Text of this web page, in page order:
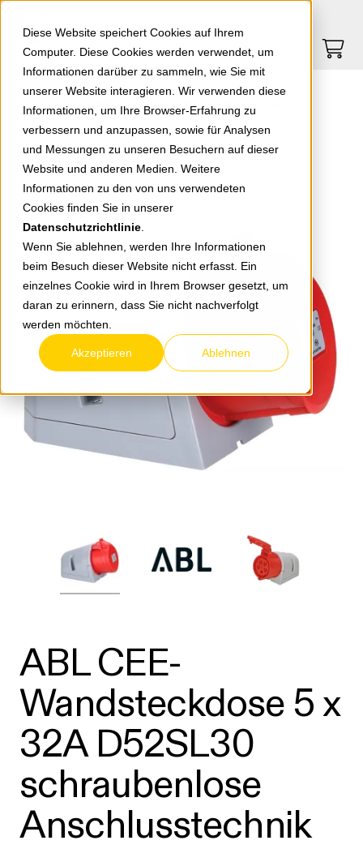
Diese Website speichert Cookies auf Ihrem
Computer. Diese Cookies werden verwendet, um
Informationen darüber zu sammeln, wie Sie mit
unserer Website interagieren. Wir verwenden diese
Informationen, um Ihre Browser-Erfahrung zu
verbessern und anzupassen, sowie für Analysen
und Messungen zu unseren Besuchern auf dieser
Website und anderen Medien. Weitere
Informationen zu den von uns verwendeten
Cookies finden Sie in unserer
Datenschutzrichtlinie
Wenn Sie ablehnen, werden Ihre Informationen
beim Besuch dieser Website nicht erfasst. Ein
einzelnes Cookie wird in Ihrem Browser gesetzt, um
daran zu erinnern, dass Sie nicht nachverfolgt
werden möchten.
Akzeptieren Ablehnen
Springe zu Hauptinhalt Springe zum Footer
0
zurück zur Übersicht
ABL CEE-
Wandsteckdose 5 x
32A D52SL30
schraubenlose
Anschlusstechnik